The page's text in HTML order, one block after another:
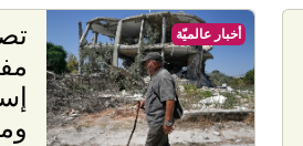
أخبار عالميّة